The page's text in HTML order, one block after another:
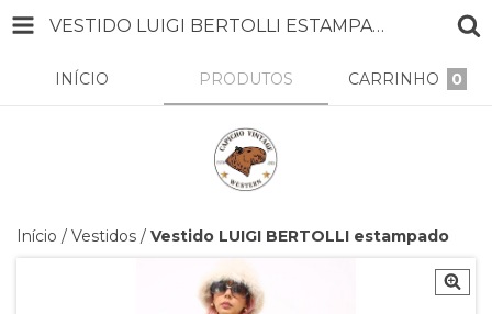
VESTIDO LUIGI BERTOLLI ESTAMPADO
INÍCIO PRODUTOS CARRINHO 0
Início / Vestidos / Vestido LUIGI BERTOLLI estampado